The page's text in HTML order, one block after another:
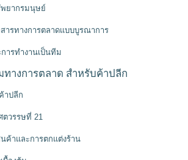
พยากรมนุษย์
ารทางการตลาดแบบบูรณาการ
ารทำงานเป็นทีม
ทางการตลาด สำหรับค้าปลีก
าปลีก
ตวรรษที่ 21
ค้าและการตกแต่งร้าน